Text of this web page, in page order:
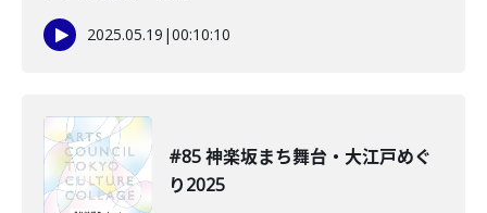
2025.05.19 |00:10:10
#85 神楽坂まち舞台・大江戸めぐ
り2025